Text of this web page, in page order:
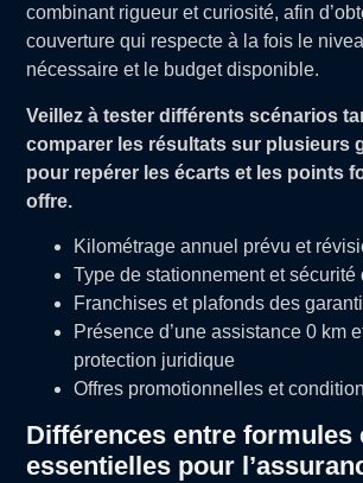
combinant rigueur et curiosité, afin
couverture qui respecte à la fois le
nécessaire et le budget disponible.
Veillez à tester différents scénarios
comparer les résultats sur plusieurs
pour repérer les écarts et les points
offre.
Kilométrage annuel prévu et
Type de stationnement et sécurité
Franchises et plafonds des
Présence d’une assistance 0 km
protection juridique
Offres promotionnelles et
Différences entre formules
essentielles pour